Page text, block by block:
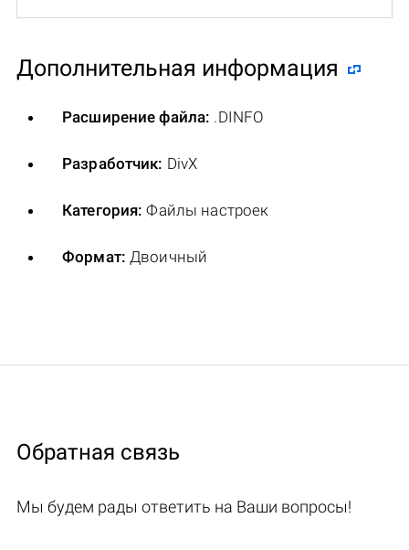
Дополнительная информация
Расширение файла: .DINFO
Разработчик: DivX
Категория: Файлы настроек
Формат: Двоичный
Обратная связь
Мы будем рады ответить на Ваши вопросы!